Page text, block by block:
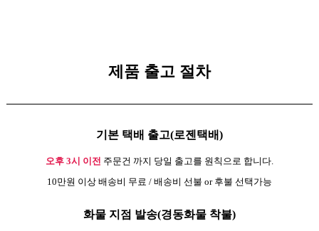
제품 출고 절차
기본 택배 출고(로젠택배)
오후 3시 이전 주문건 까지 당일 출고를 원칙으로 합니다.
10만원 이상 배송비 무료 / 배송비 선불 or 후불 선택가능
화물 지점 발송(경동화물 착불)